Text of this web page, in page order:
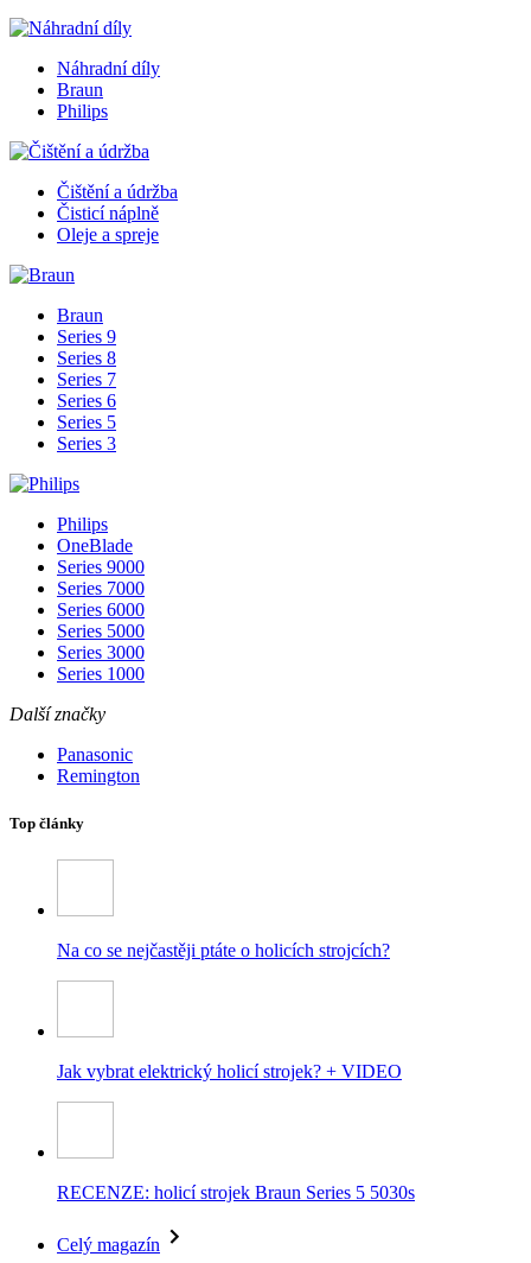
Náhradní díly
Braun
Philips
Čištění a údržba
Čisticí náplně
Oleje a spreje
Braun
Series 9
Series 8
Series 7
Series 6
Series 5
Series 3
Philips
OneBlade
Series 9000
Series 7000
Series 6000
Series 5000
Series 3000
Series 1000
Další značky
Panasonic
Remington
Top články
Na co se nejčastěji ptáte o holicích strojcích?
Jak vybrat elektrický holicí strojek? + VIDEO
RECENZE: holicí strojek Braun Series 5 5030s
Celý magazín